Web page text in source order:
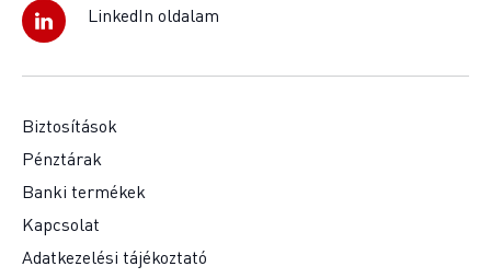
LinkedIn oldalam
Biztosítások
Pénztárak
Banki termékek
Kapcsolat
Adatkezelési tájékoztató